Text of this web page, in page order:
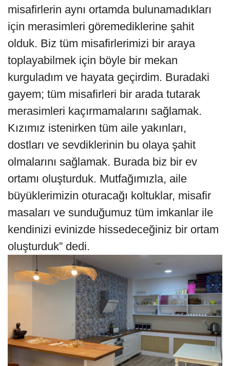
misafirlerin aynı ortamda bulunamadıkları
için merasimleri göremediklerine şahit
olduk. Biz tüm misafirlerimizi bir araya
toplayabilmek için böyle bir mekan
kurguladım ve hayata geçirdim. Buradaki
gayem; tüm misafirleri bir arada tutarak
merasimleri kaçırmamalarını sağlamak.
Kızımız istenirken tüm aile yakınları,
dostları ve sevdiklerinin bu olaya şahit
olmalarını sağlamak. Burada biz bir ev
ortamı oluşturduk. Mutfağımızla, aile
büyüklerimizin oturacağı koltuklar, misafir
masaları ve sunduğumuz tüm imkanlar ile
kendinizi evinizde hissedeceğiniz bir ortam
oluşturduk” dedi.